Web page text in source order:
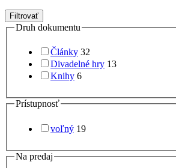
Filtrovať
Druh dokumentu
Články 32
Divadelné hry 13
Knihy 6
Prístupnosť
voľný 19
Na predaj